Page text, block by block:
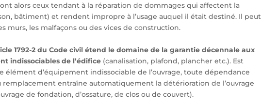
alors ceux tendant à la réparation de dommages qui affectent la
bâtiment) et rendent impropre à l’usage auquel il était destiné. Il peut
murs, les malfaçons ou des vices de construction.
1792-2 du Code civil étend le domaine de la garantie décennale aux
indissociables de l’édifice (canalisation, plafond, plancher etc.). Est
élément d’équipement indissociable de l’ouvrage, toute dépendance
entraîne automatiquement la détérioration de l’ouvrage
de fondation, d’ossature, de clos ou de couvert).